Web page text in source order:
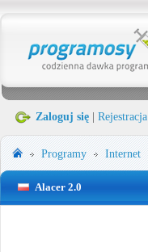
Zaloguj się Rejestracja
Programy Internet
Alacer 2.0